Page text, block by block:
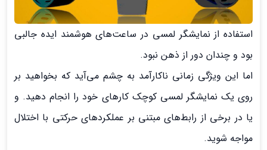
استفاده از نمایشگر لمسی در ساعت‌های هوشمند ایده جالبی
بود و چندان دور از ذهن نبود.
اما این ویژگی زمانی ناکارآمد به چشم می‌آید که بخواهید بر
روی یک نمایشگر لمسی کوچک کارهای خود را انجام دهید. و
یا در برخی از رابط‌های مبتنی بر عملکردهای حرکتی با اختلال
مواجه شوید.